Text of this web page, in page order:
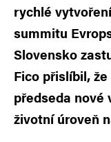
rychlé
summitu
Slovensko
Fico přislíbil,
předseda nové
životní úroveň